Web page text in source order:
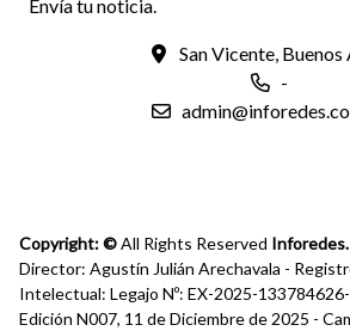
Envía tu noticia.
San Vicente, Buenos
-
Copyright: ©All Rights Reserved Inforedes.
Director: Agustín Julián Arechavala -
Intelectual: Legajo Nº: EX-2025-
Edición N007, 11 de Diciembre de 2025 -